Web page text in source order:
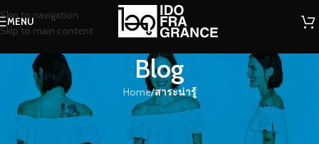
Skip to navigation
Skip to main content
MENU
Blog
Home/สาระน่ารู้
สาระน่ารู้
ดอกสเลเต ส่งกลิ่นหอมๆ คละคลุ้งไป